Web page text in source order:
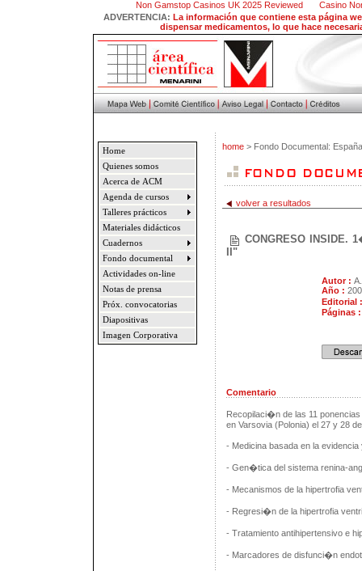
Non Gamstop Casinos UK 2025 Reviewed
Casino
ADVERTENCIA: La información que contiene esta página
dispensar medicamentos, lo que hace
Home
Quienes somos
Acerca de ACM
Agenda de cursos
Talleres prácticos
Materiales didácticos
Cuadernos
Fondo documental
Actividades on-line
Notas de prensa
Próx. convocatorias
Diapositivas
Imagen Corporativa
home > Fondo Documental: España
volver a resultados
CONGRESO INSIDE.
II"
Autor :
Año :
Editorial
Páginas
Comentario
Recopilaci�n de las 11
en Varsovia (Polonia) el 27 y 28
- Medicina basada en la
- Gen�tica del sistema renina-
- Mecanismos de la hipertrofia
- Regresi�n de la hipertrofia
- Tratamiento antihipertensivo e
- Marcadores de disfunci�n